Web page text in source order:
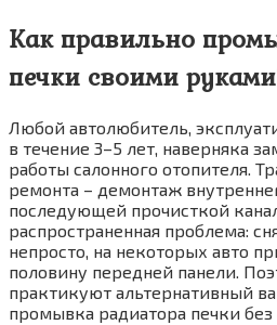
Как правильно
печки своими
Любой автолюбитель,
в течение 3–5 лет, наверняка
работы салонного отопителя.
ремонта – демонтаж
последующей прочисткой
распространенная проблема:
непросто, на некоторых авто
половину передней панели.
практикуют альтернативный
промывка радиатора печки без